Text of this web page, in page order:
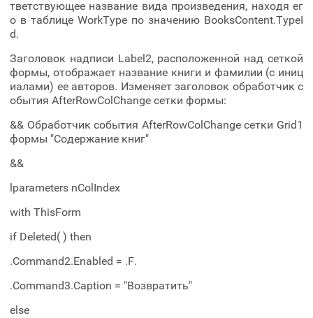
тветствующее название вида произведения, находя ег
о в таблице WorkType по значению BooksContent.TypeI
d.
Заголовок надписи Label2, расположенной над сеткой
формы, отображает название книги и фамилии (с иниц
иалами) ее авторов. Изменяет заголовок обработчик с
обытия AfterRowColChange сетки формы:
&& Обработчик события AfterRowColChange сетки Grid1
формы "Содержание книг"
&&
lparameters nColIndex
with ThisForm
if Deleted( ) then
.Command2.Enabled = .F.
.Command3.Caption = "Возвратить"
else